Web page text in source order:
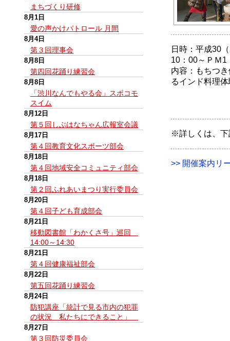
まちづくり研修
8月1日
愛の声かけパトロール 月間
8月4日
第３回理事会
8月8日
第四回花踊り練習会
8月8日
「渋川なんでもやる会」スポコモ
スイム
8月12日
第５回しぶはなちゃん広報室会議
8月17日
第４回教育文化スポーツ部会
8月18日
第４回地域安全コミュニティ部会
8月18日
第２回ふれあいまつり実行委員会
8月20日
第４回子ども育成部会
8月21日
移動図書館「わかくさ号」巡回
14:00～14:30
8月21日
第４回健康福祉部会
8月22日
第五回花踊り練習会
8月24日
防犯講座「統計で見る市内の犯罪
の状況 私たちにできること」
8月27日
第３回防災委員会
日時：平成30
10：00～ＰＭ1
内容：もちつ
るインド料理
※詳しくは、下
>> 開催案内リ